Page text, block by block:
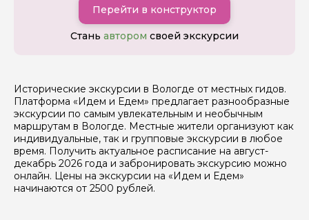
Перейти в конструктор
Стань автором своей экскурсии
Исторические экскурсии в Вологде от местных гидов.
Платформа «Идем и Едем» предлагает разнообразные
экскурсии по самым увлекательным и необычным
маршрутам в Вологде. Местные жители организуют как
индивидуальные, так и групповые экскурсии в любое
время. Получить актуальное расписание на август-
декабрь 2026 года и забронировать экскурсию можно
онлайн. Цены на экскурсии на «Идем и Едем»
начинаются от 2500 рублей.